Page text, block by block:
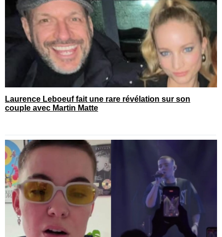
Laurence Leboeuf fait une rare révélation sur son
couple avec Martin Matte